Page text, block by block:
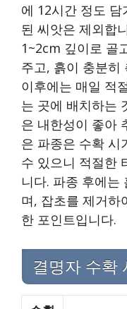
에 12시간 정도
된 씨앗은 제외합
1~2cm 깊이로 골
주고, 흙이 충분히
이후에는 매일 적
는 곳에 배치하는
은 내한성이 좋아
은 파종은 수확 시
수 있으니 적절한
니다. 파종 후에는
며, 잡초를 제거하
한 포인트입니다.
결명자 수확